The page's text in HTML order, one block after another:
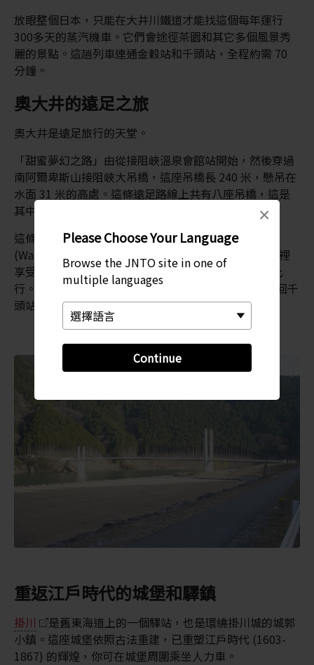
Please Choose Your Language
Browse the JNTO site in one of
multiple languages
Continue
×
放眼整個日本，只能在大井川鐵道才能找這個每年運行
300多天的蒸汽機車。它們會途徑茶園和其它多個風景秀
麗的景點。這趟列車連通金穀站和千頭站，全程約需 70
分鐘。
奧大井的遠足之旅
奧大井是遠足旅行的天堂。
「甜蜜夢幻之路」由從接阻峽溫泉會館站開始，然後穿過
南阿爾卑斯山接阻峽大吊橋，這座吊橋長 240 米，懸吊在
水面 31 米的高處。這條遠足路線上共有八座吊橋，這是
其中最大的一座。
這條路徑主要順著大井川上游部分綿延。仲良之湯
(Wakagaerio -no-Yu) 意為「青春之泉」，你可以在這裡
享受水療服務，浸泡溫泉，舒展身姿，定能讓你不虛此
行。這條路線的終點是 Umeji 村，你可以乘搭火車返回千
頭站。
重返江戶時代的城堡和驛鎮
掛川
是舊東海道上的一個驛站，也是環繞掛川城的城郭
小鎮。這座城堡依照古法重建，已重塑江戶時代 (1603-
1867) 的輝煌，你可在城堡周圍乘坐人力車。